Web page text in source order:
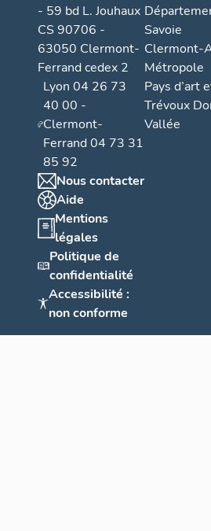
- 59 bd L. Jouhaux
CS 90706 -
63050 Clermont-
Ferrand cedex 2
Lyon 04 26 73
40 00 -
Clermont-
Ferrand 04 73 31
85 92
Nous contacter
Aide
Mentions
légales
Politique de
confidentialité
Accessibilité :
non conforme
Savoie
Clermont-
Métropole
Pays d’art
Trévoux
Vallée